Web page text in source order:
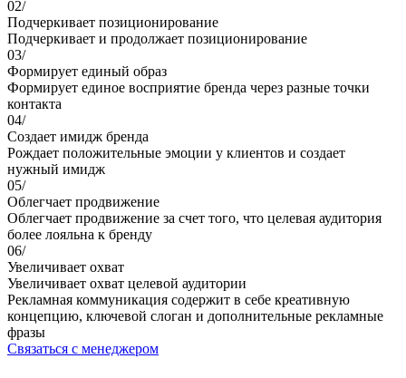
02/
Подчеркивает позиционирование
Подчеркивает и продолжает позиционирование
03/
Формирует единый образ
Формирует единое восприятие бренда через разные точки
контакта
04/
Создает имидж бренда
Рождает положительные эмоции у клиентов и создает
нужный имидж
05/
Облегчает продвижение
Облегчает продвижение за счет того, что целевая аудитория
более лояльна к бренду
06/
Увеличивает охват
Увеличивает охват целевой аудитории
Рекламная коммуникация содержит в себе креативную
концепцию, ключевой слоган и дополнительные рекламные
фразы
Связаться с менеджером